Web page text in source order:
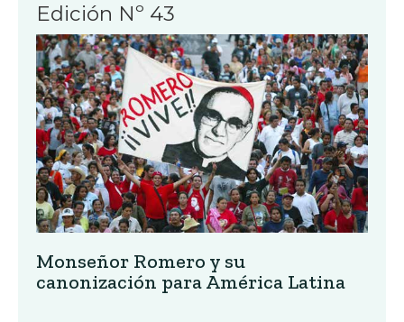
Edición Nº 43
Monseñor Romero y su
canonización para América Latina